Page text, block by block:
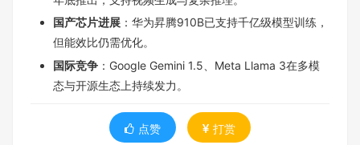
国产芯片进展 ：华为昇腾910B已支持千亿级模型训练，
但能效比仍需优化。
国际竞争 ：Google Gemini 1.5、Meta Llama 3在多模
态与开源生态上持续发力。
点赞 打赏